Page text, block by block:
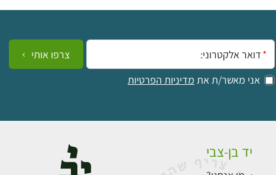
אימייל:
אני מאשר/ת את מדיניות הפרטיות
צרפו אותי
יד בן-צבי